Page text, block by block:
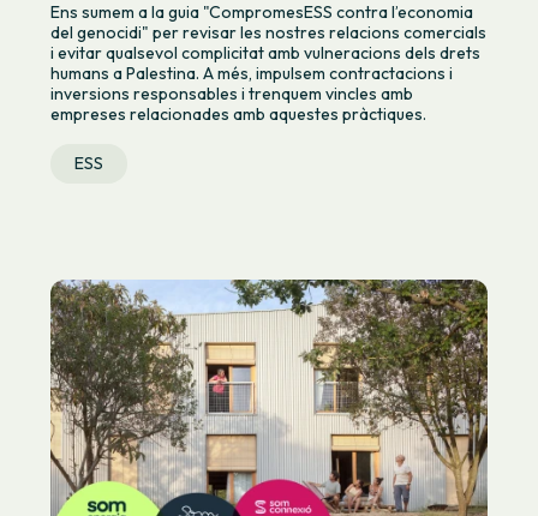
Ens sumem a la guia "CompromesESS contra l’economia
del genocidi" per revisar les nostres relacions comercials
i evitar qualsevol complicitat amb vulneracions dels drets
humans a Palestina. A més, impulsem contractacions i
inversions responsables i trenquem vincles amb
empreses relacionades amb aquestes pràctiques.
ESS